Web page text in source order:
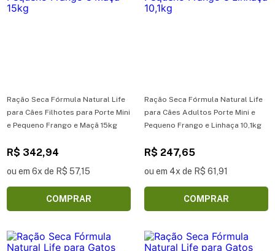
Ração Seca Fórmula Natural Life
para Cães Filhotes para Porte Mini
e Pequeno Frango e Maçã 15kg
R$ 342,94
ou em 6x de R$ 57,15
COMPRAR
Ração Seca Fórmula Natural Life
para Cães Adultos Porte Mini e
Pequeno Frango e Linhaça 10,1kg
R$ 247,65
ou em 4x de R$ 61,91
COMPRAR